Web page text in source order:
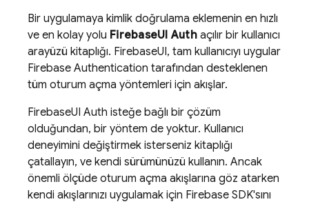
Bir uygulamaya kimlik doğrulama eklemenin en hızlı
ve en kolay yolu FirebaseUI Authaçılır bir kullanıcı
arayüzü kitaplığı. FirebaseUI, tam kullanıcıyı uygular
Firebase Authentication tarafından desteklenen
tüm oturum açma yöntemleri için akışlar.
FirebaseUI Auth isteğe bağlı bir çözüm
olduğundan, bir yöntem de yoktur. Kullanıcı
deneyimini değiştirmek isterseniz kitaplığı
çatallayın, ve kendi sürümünüzü kullanın. Ancak
önemli ölçüde oturum açma akışlarına göz atarken
kendi akışlarınızı uygulamak için Firebase SDK'sını